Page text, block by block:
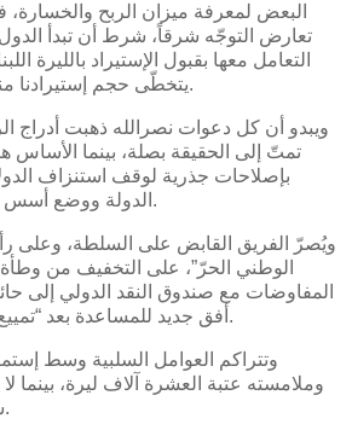
البعض لمعرفة ميزان الربح
تعارض التوجّه شرقاً، شرط أن تبدأ الدول
التعامل معها بقبول الإستيراد بالليرة
يتخطّى حجم إستيرادنا منها الملياري دولار سنوياً.
ويبدو أن كل دعوات نصرالله ذهبت أدراج
تمتّ إلى الحقيقة بصلة، بينما الأساس
بإصلاحات جذرية لوقف استنزاف
الدولة ووضع أسس جديدة للإقتصاد اللبناني.
ويُصرّ الفريق القابض على السلطة، وعلى
الوطني الحرّ”، على التخفيف من
المفاوضات مع صندوق النقد الدولي إلى
أفق جديد للمساعدة بعد “تمييع” طلب إجراء إصلاحات.
وتتراكم العوامل السلبية وسط
وملامسته عتبة العشرة آلاف ليرة، بينما
سيستقرّ على هذا الرقم.